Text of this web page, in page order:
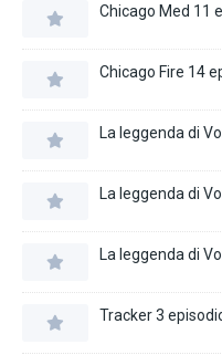
Chicago Med 11
Chicago Fire 14
La leggenda di
La leggenda di
La leggenda di
Tracker 3